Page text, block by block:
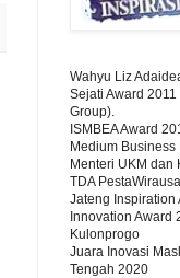
Wahyu Liz
Sejati Award
Group).
ISMBEA Award
Medium Business
Menteri UKM dan
TDA
Jateng Inspiration
Innovation Award
Kulonprogo
Juara Inovasi
Tengah 2020